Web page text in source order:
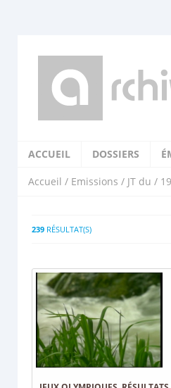
ACCUEIL DOSSIERS
Accueil / Emissions / JT du /
239 RÉSULTAT(S)